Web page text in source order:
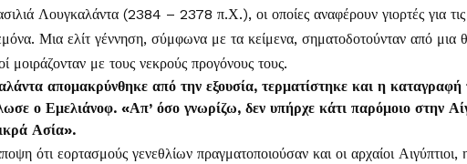
Λουγκαλάντα (2384 – 2378 π.Χ.), οι οποίες αναφέρουν γιορτές για τις
Μια ελίτ γέννηση, σύμφωνα με τα κείμενα, σηματοδοτούνταν από μια
μοιράζονταν με τους νεκρούς προγόνους τους.
απομακρύνθηκε από την εξουσία, τερματίστηκε και η καταγραφή
ο Εμελιάνοφ. «Απ’ όσο γνωρίζω, δεν υπήρχε κάτι παρόμοιο στην
Ασία».
ότι εορτασμούς γενεθλίων πραγματοποιούσαν και οι αρχαίοι Αιγύπτιοι,